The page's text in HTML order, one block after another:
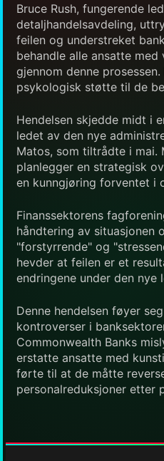
Bruce Rush, fungerende
detaljhandelsavdeling,
feilen og understreket
behandle alle ansatte
gjennom denne
psykologisk støtte til de
Hendelsen skjedde midt i
ledet av den nye
Matos, som tiltrådte i mai.
planlegger en strategisk
en kunngjøring forventet i
Finanssektorens
håndtering av situasjonen
"forstyrrende" og
hevder at feilen er et
endringene under den nye
Denne hendelsen føyer
kontroverser i
Commonwealth Banks
erstatte ansatte med
førte til at de måtte
personalreduksjoner etter